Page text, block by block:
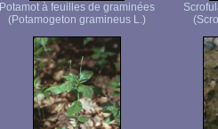
Potamot à feuilles de graminées
(Potamogeton gramineus L.)